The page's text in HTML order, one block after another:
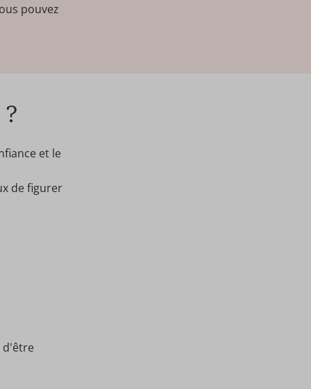
pouvez
et le
de figurer
d'être